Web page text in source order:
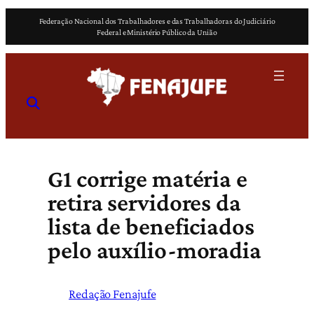
o
Federação Nacional dos Trabalhadores e das Trabalhadoras do Judiciário
Federal e Ministério Público da União
G1 corrige matéria e
retira servidores da
lista de beneficiados
pelo auxílio-moradia
Redação Fenajufe